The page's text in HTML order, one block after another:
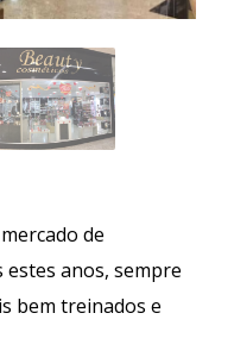
de
estes anos, sempre
bem treinados e